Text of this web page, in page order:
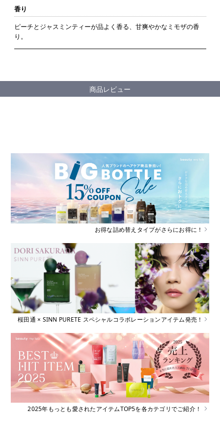
香り
ピーチとジャスミンティーが品よく香る、甘爽やかなミモザの香
り。
商品レビュー
お得な詰め替えタイプがさらにお得に！
桜田通 × SINN PURETE スペシャルコラボレーションアイテム発売！
2025年もっとも愛されたアイテムTOP5を各カテゴリでご紹介！